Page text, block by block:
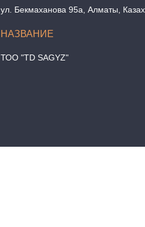
ул. Бекмаханова 95а, Алматы,
ТОО "TD SAGYZ"